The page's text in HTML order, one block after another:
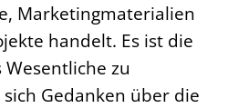
Marketingmaterialien
handelt. Es ist die
zu
Gedanken über die